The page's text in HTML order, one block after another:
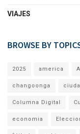
VIAJES
BROWSE BY
2025 america
changoonga
Columna Digital
economia